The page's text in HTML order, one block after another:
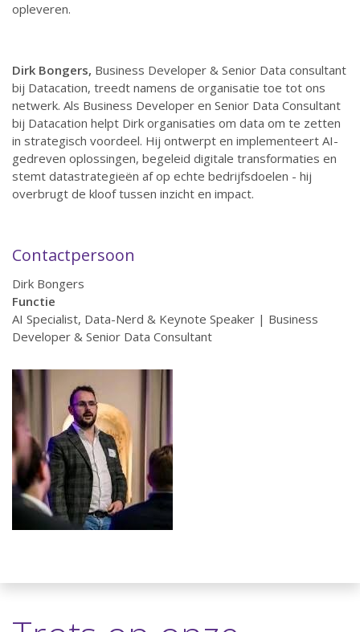
opleveren.
Dirk Bongers, Business Developer & Senior Data consultant
bij Datacation, treedt namens de organisatie toe tot ons
netwerk. Als Business Developer en Senior Data Consultant
bij Datacation helpt Dirk organisaties om data om te zetten
in strategisch voordeel. Hij ontwerpt en implementeert AI-
gedreven oplossingen, begeleid digitale transformaties en
stemt datastrategieën af op echte bedrijfsdoelen - hij
overbrugt de kloof tussen inzicht en impact.
Contactpersoon
Dirk Bongers
Functie
AI Specialist, Data-Nerd & Keynote Speaker | Business
Developer & Senior Data Consultant